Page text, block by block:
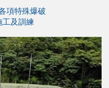
項特殊爆破
及訓練